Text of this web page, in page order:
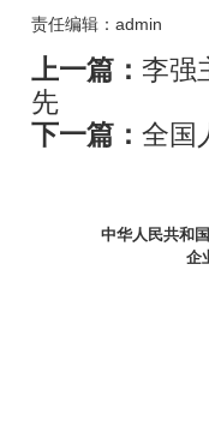
责任编辑：admin
上一篇： 李强
先
下一篇： 全国
中华人民共和
企